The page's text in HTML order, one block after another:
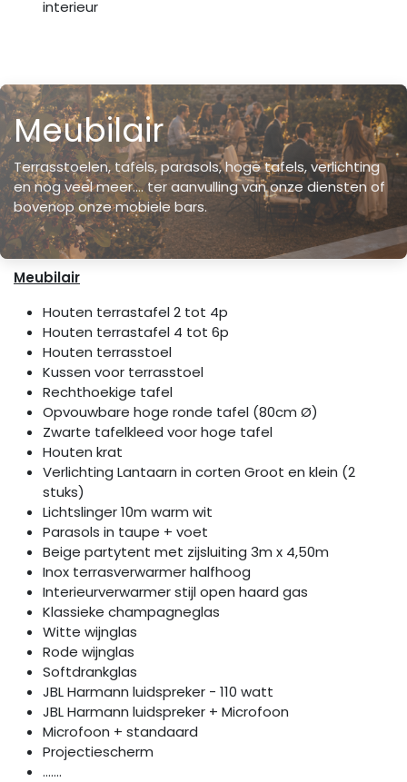
interieur
Meubilair
Terrasstoelen, tafels, parasols, hoge tafels, verlichting
en nog veel meer.... ter aanvulling van onze diensten of
bovenop onze mobiele bars.
Meubilair
Houten terrastafel 2 tot 4p
Houten terrastafel 4 tot 6p
Houten terrasstoel
Kussen voor terrasstoel
Rechthoekige tafel
Opvouwbare hoge ronde tafel (80cm Ø)
Zwarte tafelkleed voor hoge tafel
Houten krat
Verlichting Lantaarn in corten Groot en klein (2
stuks)
Lichtslinger 10m warm wit
Parasols in taupe + voet
Beige partytent met zijsluiting 3m x 4,50m
Inox terrasverwarmer halfhoog
Interieurverwarmer stijl open haard gas
Klassieke champagneglas
Witte wijnglas
Rode wijnglas
Softdrankglas
JBL Harmann luidspreker - 110 watt
JBL Harmann luidspreker + Microfoon
Microfoon + standaard
Projectiescherm
.......